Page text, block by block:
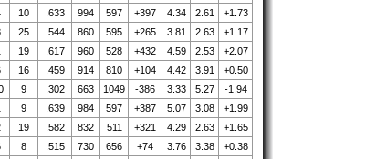
10 .633 994 597 +397 4.34 2.61
+1.73
25 .544 860 595 +265 3.81 2.63
+1.17
19 .617 960 528 +432 4.59 2.53
+2.07
16 .459 914 810 +104 4.42 3.91
+0.50
9 .302 663 1049 -386 3.33 5.27
-1.94
9 .639 984 597 +387 5.07 3.08
+1.99
19 .582 832 511 +321 4.29 2.63
+1.65
8 .515 730 656 +74 3.76 3.38
+0.38